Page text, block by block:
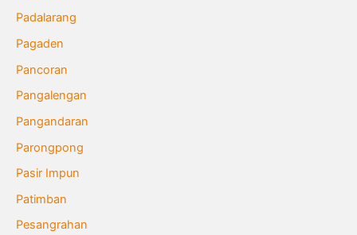
Padalarang
Pagaden
Pancoran
Pangalengan
Pangandaran
Parongpong
Pasir Impun
Patimban
Pesangrahan